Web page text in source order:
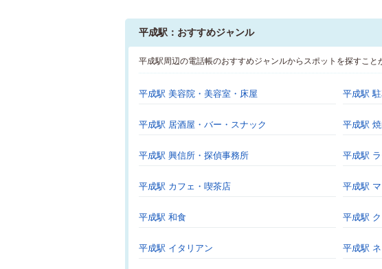
平成駅：おすすめジャンル
平成駅周辺の電話帳のおすすめジャンルからスポットを探すこと
平成駅 美容院・美容室・床屋 平成駅
平成駅 居酒屋・バー・スナック 平成駅
平成駅 興信所・探偵事務所 平成駅
平成駅 カフェ・喫茶店 平成駅
平成駅 和食 平成駅
平成駅 イタリアン 平成駅